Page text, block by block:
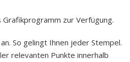
zur Verfügung.
So gelingt Ihnen jeder Stempel.
relevanten Punkte innerhalb